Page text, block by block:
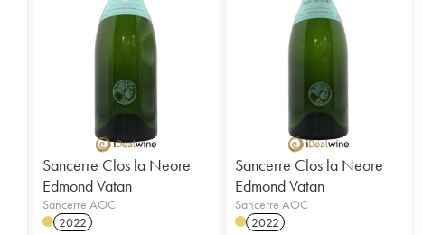
Sancerre Clos la Neore
Edmond Vatan
Sancerre AOC
2022
Sancerre Clos la Neore
Edmond Vatan
Sancerre AOC
2022